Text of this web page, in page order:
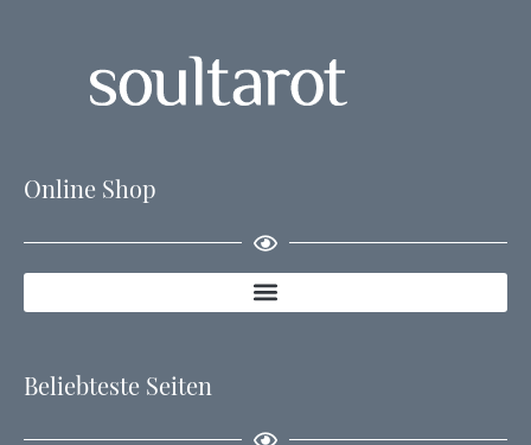
Online Shop
Beliebteste Seiten